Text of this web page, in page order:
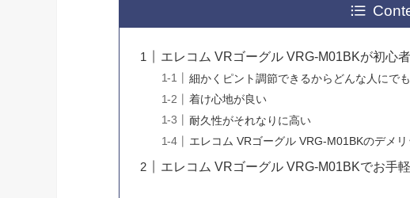
エレコム VRゴーグル VRG-M01BKが初心
細かくピント調節できるからどんな人にで
着け心地が良い
耐久性がそれなりに高い
エレコム VRゴーグル VRG-M01BKのデメリ
エレコム VRゴーグル VRG-M01BKでお手